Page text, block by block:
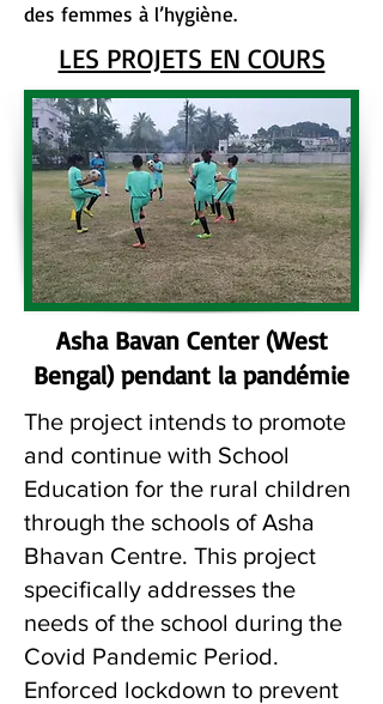
des femmes à l’hygiène.
LES PROJETS EN COURS
Asha Bavan Center (West
Bengal) pendant la pandémie
The project intends to promote
and continue with School
Education for the rural children
through the schools of Asha
Bhavan Centre. This project
specifically addresses the
needs of the school during the
Covid Pandemic Period.
Enforced lockdown to prevent